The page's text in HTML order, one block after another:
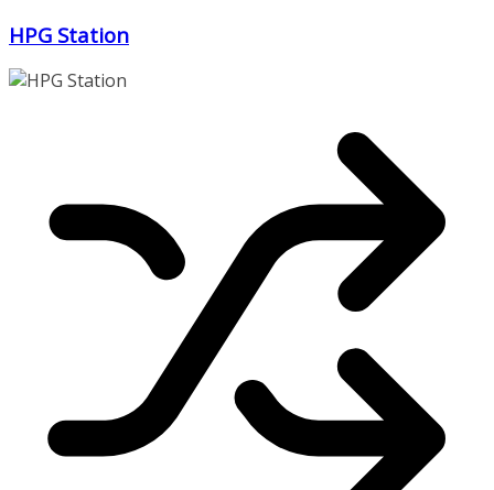
Zum
springen
HPG Station